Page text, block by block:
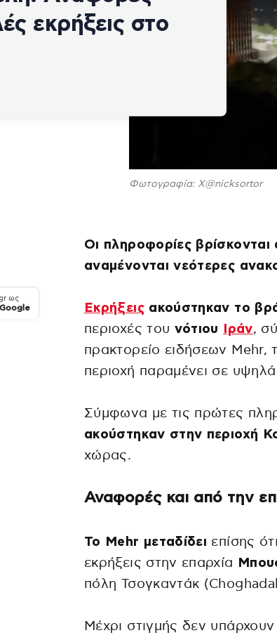
εκρήξεις στο
Φωτογραφία: Χ@nicksortor
ως
Οι πληροφορίες
αναμένονται νεότερες
Εκρήξειςακούστηκαν το
περιοχές του νότιου Ιράν,
πρακτορείο ειδήσεων
περιοχή παραμένει σε υψηλά
Σύμφωνα με τις πρώτες
ακούστηκαν στην περιοχή
χώρας.
Αναφορές και από την
Το Mehr μεταδίδει επίσης
εκρήξεις στην επαρχία
πόλη Τσογκαντάκ
Μέχρι στιγμής δεν υπάρχουν